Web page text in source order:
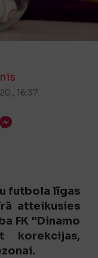
16:37
futbola līgas
atteikusies
FK "Dinamo
korekcijas,